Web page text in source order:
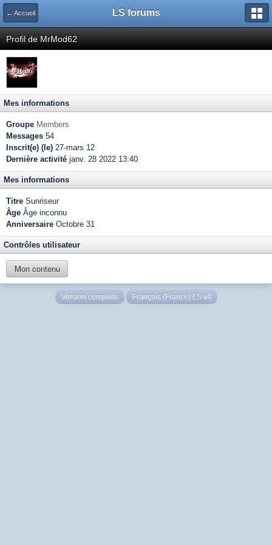
← Accueil LS forums
Profil de MrMod62
Mes informations
Groupe Members
Messages 54
Inscrit(e) (le) 27-mars 12
Dernière activité janv. 28 2022 13:40
Mes informations
Titre Sunriseur
Âge Âge inconnu
Anniversaire Octobre 31
Contrôles utilisateur
Mon contenu
Version complète Français (France) LS v4